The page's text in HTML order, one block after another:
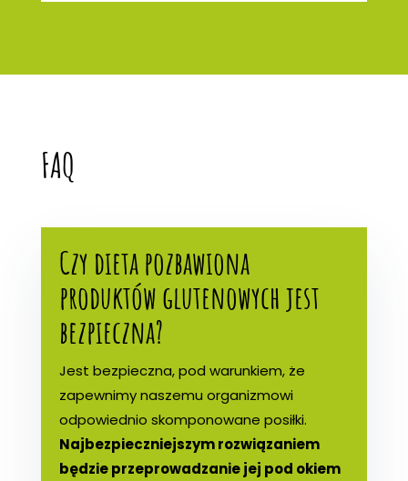
FAQ
Czy dieta pozbawiona
produktów glutenowych jest
bezpieczna?
Jest bezpieczna, pod warunkiem, że
zapewnimy naszemu organizmowi
odpowiednio skomponowane posiłki.
Najbezpieczniejszym rozwiązaniem
będzie przeprowadzanie jej pod okiem